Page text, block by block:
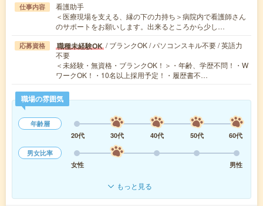
仕事内容
看護助手
＜医療現場を支える、縁の下の力持ち＞病院内で看護師さん
のサポートをお願いします。出来るところから少し…
応募資格 職種未経験OK / ブランクOK / パソコンスキル不要 / 英語力
不要
＜未経験・無資格・ブランクOK！＞・年齢、学歴不問！・W
ワークOK！・10名以上採用予定！・履歴書不…
職場の雰囲気
年齢層
20代
30代 40代 50代
60代
男女比率
女性
男性
もっと見る